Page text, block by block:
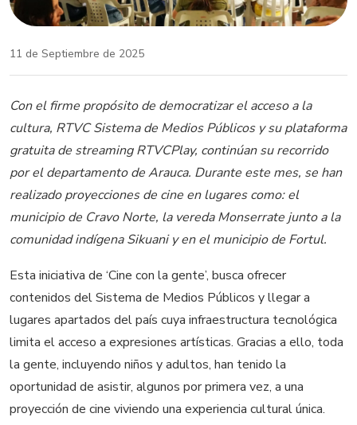
11 de Septiembre de 2025
Con el firme propósito de democratizar el acceso a la
cultura, RTVC Sistema de Medios Públicos y su plataforma
gratuita de streaming RTVCPlay, continúan su recorrido
por el departamento de Arauca. Durante este mes, se han
realizado proyecciones de cine en lugares como: el
municipio de Cravo Norte, la vereda Monserrate junto a la
comunidad indígena Sikuani y en el municipio de Fortul.
Esta iniciativa de ‘Cine con la gente’, busca ofrecer
contenidos del Sistema de Medios Públicos y llegar a
lugares apartados del país cuya infraestructura tecnológica
limita el acceso a expresiones artísticas. Gracias a ello, toda
la gente, incluyendo niños y adultos, han tenido la
oportunidad de asistir, algunos por primera vez, a una
proyección de cine viviendo una experiencia cultural única.